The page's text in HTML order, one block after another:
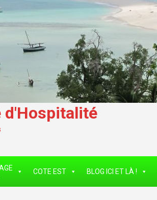
d'Hospitalité
COTE EST BLOG ICI ET LÀ !